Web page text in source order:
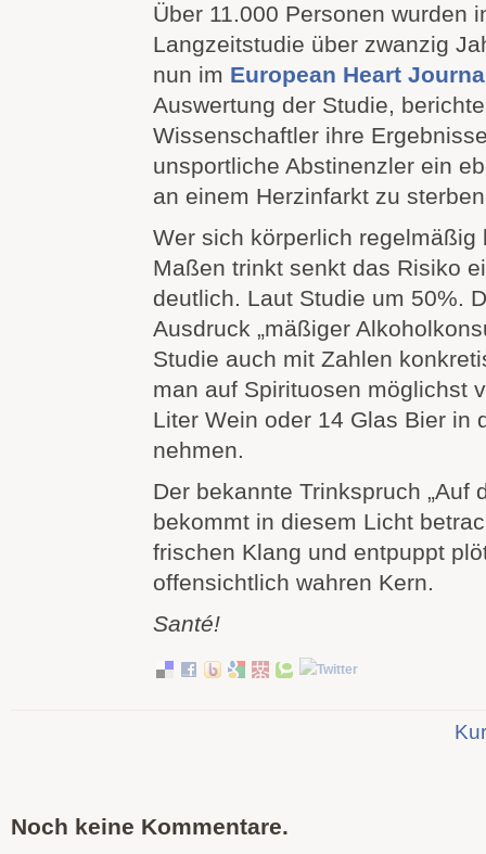
Über 11.000 Personen wurden
Langzeitstudie über zwanzig
nun im European Heart
Auswertung der Studie,
Wissenschaftler ihre
unsportliche Abstinenzler ein
an einem Herzinfarkt zu
Wer sich körperlich regelmäßig
Maßen trinkt senkt das Risiko
deutlich. Laut Studie um 50%.
Ausdruck „mäßiger
Studie auch mit Zahlen
man auf Spirituosen möglichst
Liter Wein oder 14 Glas Bier in
nehmen.
Der bekannte Trinkspruch „Auf
bekommt in diesem Licht
frischen Klang und entpuppt
offensichtlich wahren Kern.
Santé!
Noch keine Kommentare.